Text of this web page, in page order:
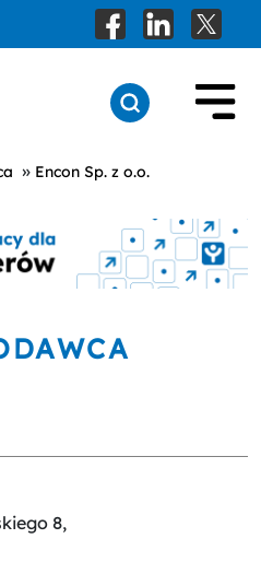
» Encon Sp. z o.o.
8,